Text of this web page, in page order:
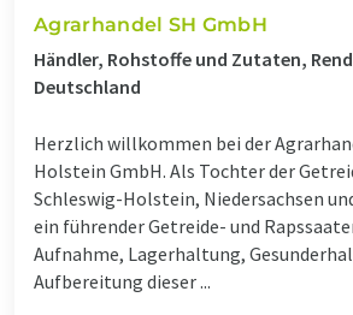
Agrarhandel SH GmbH
Händler, Rohstoffe und Zutaten,
Deutschland
Herzlich willkommen bei der
Holstein GmbH. Als Tochter der
Schleswig-Holstein, Niedersachsen
ein führender Getreide- und
Aufnahme, Lagerhaltung,
Aufbereitung dieser ...